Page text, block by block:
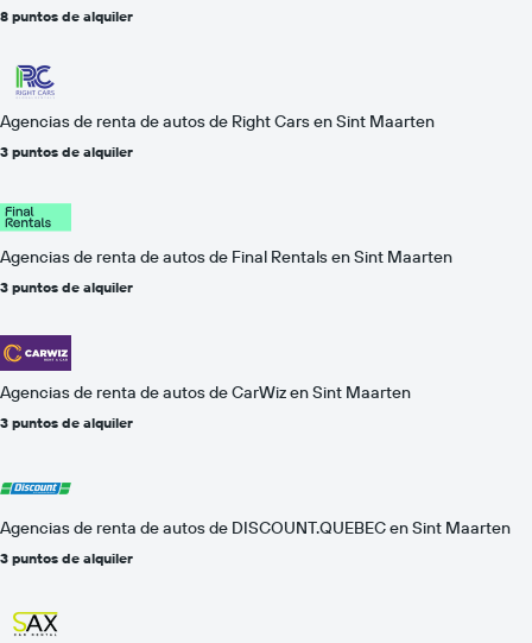
8 puntos de alquiler
Agencias de renta de autos de Right Cars en Sint Maarten
3 puntos de alquiler
Agencias de renta de autos de Final Rentals en Sint Maarten
3 puntos de alquiler
Agencias de renta de autos de CarWiz en Sint Maarten
3 puntos de alquiler
Agencias de renta de autos de DISCOUNT.QUEBEC en Sint Maarten
3 puntos de alquiler